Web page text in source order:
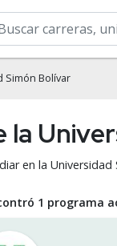
Simón Bolívar
la
en la Universidad
1 programa